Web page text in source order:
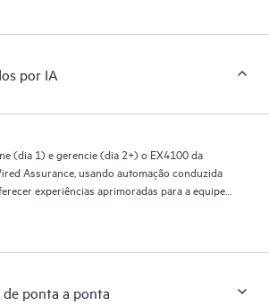
por IA
(dia 1) e gerencie (dia 2+) o EX4100 da
Assurance, usando automação conduzida
experiências aprimoradas para a equipe
de ponta a ponta